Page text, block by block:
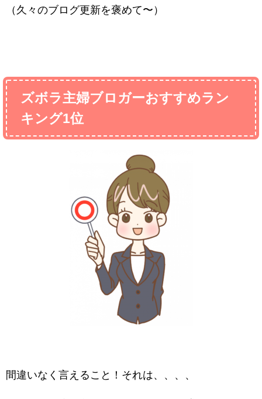
（久々のブログ更新を褒めて〜）
ズボラ主婦ブロガーおすすめラン
キング1位
間違いなく言えること！それは、、、、